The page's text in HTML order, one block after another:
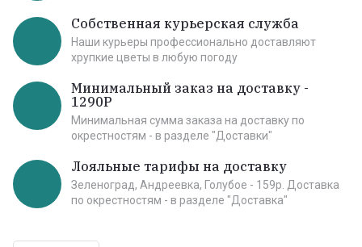
Собственная курьерская служба
Наши курьеры профессионально доставляют
хрупкие цветы в любую погоду
Минимальный заказ на доставку -
1290Р
Минимальная сумма заказа на доставку по
окрестностям - в разделе "Доставки"
Лояльные тарифы на доставку
Зеленоград, Андреевка, Голубое - 159р. Доставка
по окрестностям - в разделе "Доставка"